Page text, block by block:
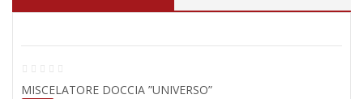
MISCELATORE DOCCIA ”UNIVERSO”